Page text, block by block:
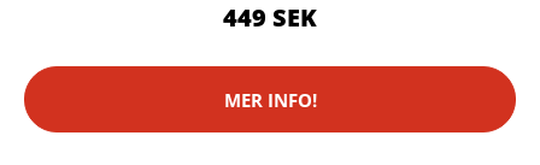
449 SEK
MER INFO!